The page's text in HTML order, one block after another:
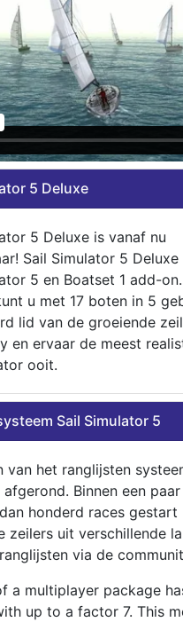
5 Deluxe
5 Deluxe is vanaf nu
Sail Simulator 5
5 en Boatset 1 add-on.
u met 17 boten in 5
lid van de groeiende zeil
en ervaar de meest
ooit.
Sail Simulator 5
van het ranglijsten
Binnen een
honderd races gestart
zeilers uit verschillende
via de
a multiplayer package
up to a factor 7. This